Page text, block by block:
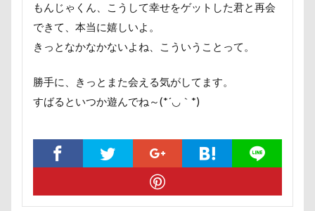
サラサラ
サマーニット
サマーカット
シュウイチDOG
ゴンドラ
ジュンちゃん
ストルバイト
ステッカー
スツール
ジョージくん
ジョンソンタウン
ジョンくん
ショコラちゃん
ジャンピングキャッチ
ジャックくん
もんじゃくん、こうして幸せをゲットした君と再会
できて、本当に嬉しいよ。
きっとなかなかないよね、こういうことって。
勝手に、きっとまた会える気がしてます。
すばるといつか遊んでね～(*´◡｀​*)
フレキシリード
フリーマーケット
フランソワーズくん
フランちゃん
フクロウの森
フォトフレーム
プール
ペットカート
ペットのおうち
ベランダ菜園
ベランダ ベストショット